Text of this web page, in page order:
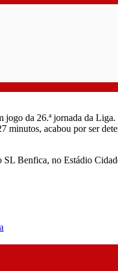
da 26.ª jornada da Liga.
minutos, acabou por ser
Benfica, no Estádio